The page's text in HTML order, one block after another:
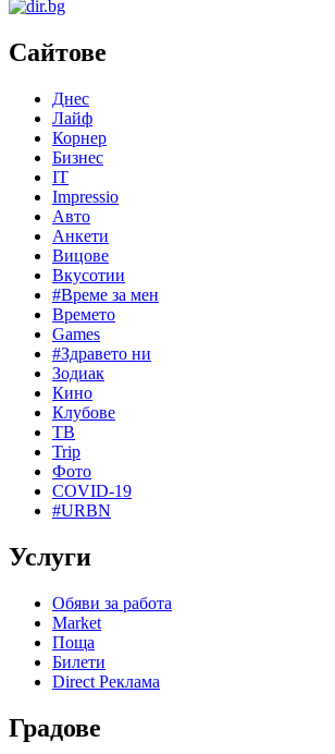
Сайтове
Днес
Лайф
Корнер
Бизнес
IT
Impressio
Авто
Анкети
Вицове
Вкусотии
#Време за мен
Времето
Games
#Здравето ни
Зодиак
Кино
Клубове
ТВ
Trip
Фото
COVID-19
#URBN
Услуги
Обяви за работа
Market
Поща
Билети
Direct Реклама
Градове